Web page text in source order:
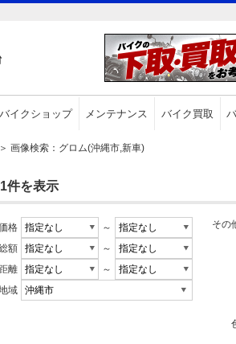
バイクショップ メンテナンス バイク買取
＞ 画像検索：グロム(沖縄市,新車)
件を表示
格
～
額
～
離
～
域
その